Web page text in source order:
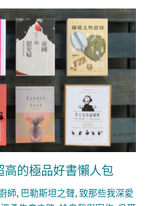
的極品好書懶人包
師, 巴勒斯坦之聲,致那些我深愛